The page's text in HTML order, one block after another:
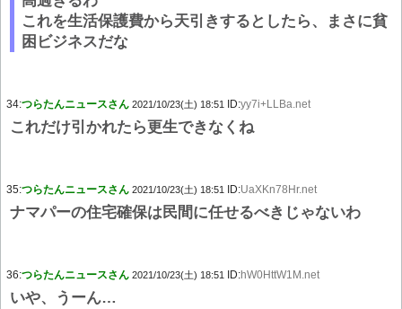
これを生活保護費から天引きするとしたら、まさに貧
困ビジネスだな
34:つらたんニュースさん 2021/10/23(土) 18:51 ID:yy7i+LLBa.net
これだけ引かれたら更生できなくね
35:つらたんニュースさん 2021/10/23(土) 18:51 ID:UaXKn78Hr.net
ナマパーの住宅確保は民間に任せるべきじゃないわ
36:つらたんニュースさん 2021/10/23(土) 18:51 ID:hW0HttW1M.net
いや、うーん…